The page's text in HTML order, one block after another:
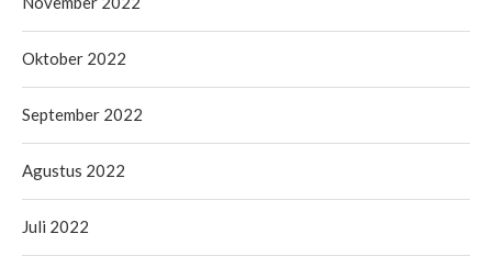
Oktober 2022
September 2022
Agustus 2022
Juli 2022